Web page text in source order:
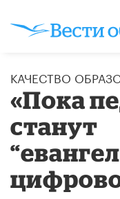
КАЧЕСТВО
«Пока
станут